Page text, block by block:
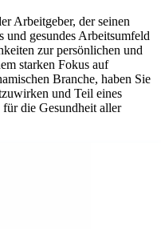
Arbeitgeber, der seinen
gesundes Arbeitsumfeld
zur persönlichen und
starken Fokus auf
Branche, haben Sie
und Teil eines
für die Gesundheit aller